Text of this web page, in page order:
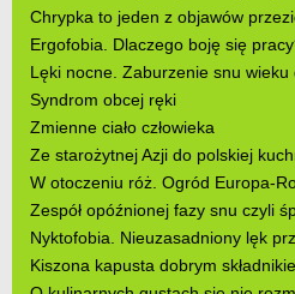
Chrypka to jeden z objawów
Ergofobia. Dlaczego boję się
Lęki nocne. Zaburzenie snu wieku
Syndrom obcej ręki
Zmienne ciało człowieka
Ze starożytnej Azji do polskiej
W otoczeniu róż. Ogród Europa-
Zespół opóźnionej fazy snu czyli
Nyktofobia. Nieuzasadniony lęk
Kiszona kapusta dobrym